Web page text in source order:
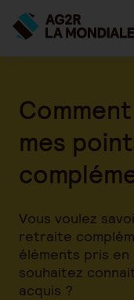
mes
Vous voulez
retraite
éléments pris en
souhaitez
acquis ?